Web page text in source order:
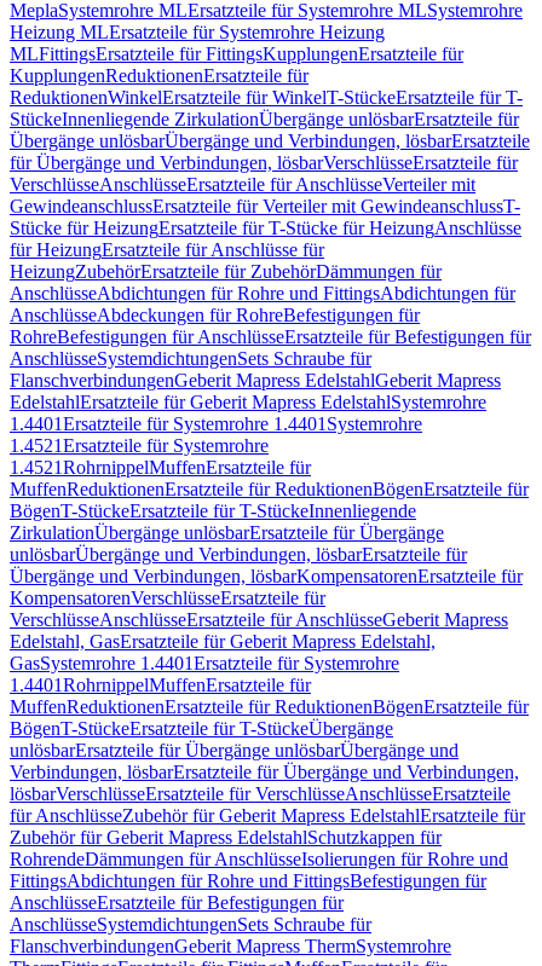
MeplaSystemrohre MLErsatzteile für Systemrohre MLSystemrohre
Heizung MLErsatzteile für Systemrohre Heizung
MLFittingsErsatzteile für FittingsKupplungenErsatzteile für
KupplungenReduktionenErsatzteile für
ReduktionenWinkelErsatzteile für WinkelT-StückeErsatzteile für T-
StückeInnenliegende ZirkulationÜbergänge unlösbarErsatzteile für
Übergänge unlösbarÜbergänge und Verbindungen, lösbarErsatzteile
für Übergänge und Verbindungen, lösbarVerschlüsseErsatzteile für
VerschlüsseAnschlüsseErsatzteile für AnschlüsseVerteiler mit
GewindeanschlussErsatzteile für Verteiler mit GewindeanschlussT-
Stücke für HeizungErsatzteile für T-Stücke für HeizungAnschlüsse
für HeizungErsatzteile für Anschlüsse für
HeizungZubehörErsatzteile für ZubehörDämmungen für
AnschlüsseAbdichtungen für Rohre und FittingsAbdichtungen für
AnschlüsseAbdeckungen für RohreBefestigungen für
RohreBefestigungen für AnschlüsseErsatzteile für Befestigungen für
AnschlüsseSystemdichtungenSets Schraube für
FlanschverbindungenGeberit Mapress EdelstahlGeberit Mapress
EdelstahlErsatzteile für Geberit Mapress EdelstahlSystemrohre
1.4401Ersatzteile für Systemrohre 1.4401 Systemrohre
1.4521Ersatzteile für Systemrohre
1.4521RohrnippelMuffenErsatzteile für
MuffenReduktionenErsatzteile für ReduktionenBögenErsatzteile für
BögenT-StückeErsatzteile für T-StückeInnenliegende
ZirkulationÜbergänge unlösbarErsatzteile für Übergänge
unlösbarÜbergänge und Verbindungen, lösbarErsatzteile für
Übergänge und Verbindungen, lösbarKompensatorenErsatzteile für
KompensatorenVerschlüsseErsatzteile für
VerschlüsseAnschlüsseErsatzteile für AnschlüsseGeberit Mapress
Edelstahl, GasErsatzteile für Geberit Mapress Edelstahl,
GasSystemrohre 1.4401Ersatzteile für Systemrohre
1.4401RohrnippelMuffenErsatzteile für
MuffenReduktionenErsatzteile für ReduktionenBögenErsatzteile für
BögenT-StückeErsatzteile für T-StückeÜbergänge
unlösbarErsatzteile für Übergänge unlösbarÜbergänge und
Verbindungen, lösbarErsatzteile für Übergänge und Verbindungen,
lösbarVerschlüsseErsatzteile für VerschlüsseAnschlüsseErsatzteile
für AnschlüsseZubehör für Geberit Mapress EdelstahlErsatzteile für
Zubehör für Geberit Mapress EdelstahlSchutzkappen für
RohrendeDämmungen für AnschlüsseIsolierungen für Rohre und
FittingsAbdichtungen für Rohre und FittingsBefestigungen für
AnschlüsseErsatzteile für Befestigungen für
AnschlüsseSystemdichtungenSets Schraube für
FlanschverbindungenGeberit Mapress ThermSystemrohre